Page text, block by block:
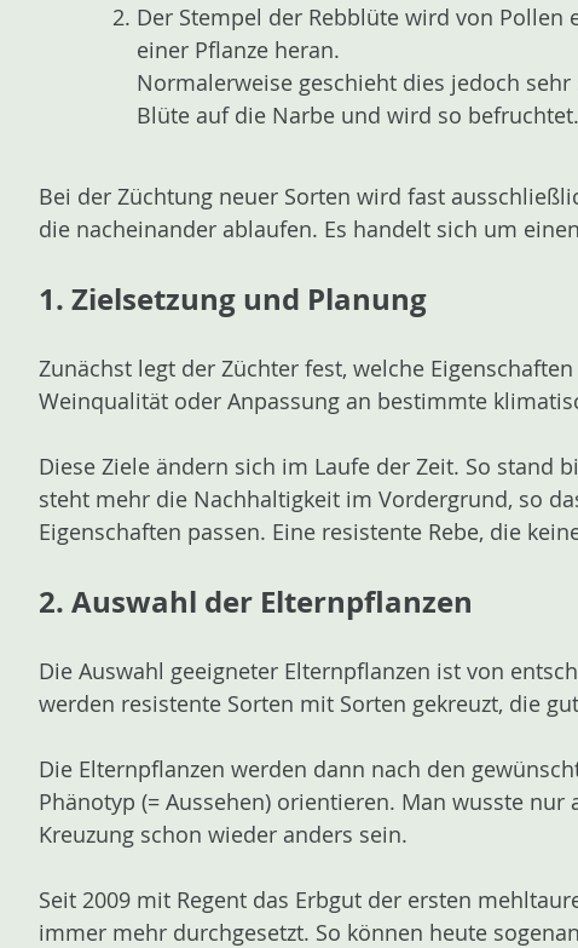
Der Stempel der Rebblüte wird von
einer Pflanze heran.
Normalerweise geschieht dies jedoch
Blüte auf die Narbe und wird so befruchtet.
Bei der Züchtung neuer Sorten wird fast
die nacheinander ablaufen. Es handelt sich um
1. Zielsetzung und Planung
Zunächst legt der Züchter fest, welche
Weinqualität oder Anpassung an bestimmte
Diese Ziele ändern sich im Laufe der Zeit. So stand
steht mehr die Nachhaltigkeit im Vordergrund, so
Eigenschaften passen. Eine resistente Rebe, die
2. Auswahl der Elternpflanzen
Die Auswahl geeigneter Elternpflanzen ist von
werden resistente Sorten mit Sorten gekreuzt, die
Die Elternpflanzen werden dann nach den
Phänotyp (= Aussehen) orientieren. Man wusste
Kreuzung schon wieder anders sein.
Seit 2009 mit Regent das Erbgut der ersten
immer mehr durchgesetzt. So können heute